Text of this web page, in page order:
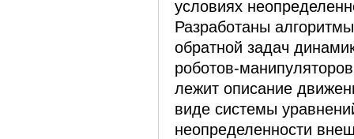
условиях
Разработаны
обратной задач
роботов-
лежит описание
виде системы
неопределенности